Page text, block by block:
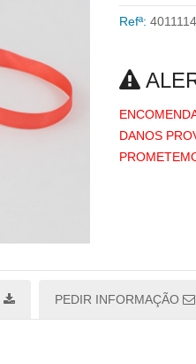
Refª:
DANOS
PEDIR INFORMAÇÃO